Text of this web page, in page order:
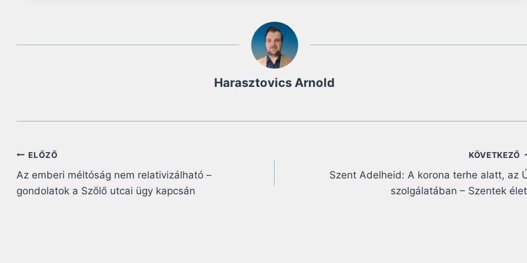
Harasztovics Arnold
Bejegyzés
navigáció
ELŐZŐ
Az emberi méltóság nem relativizálható –
gondolatok a Szőlő utcai ügy kapcsán
KÖVETKEZŐ
Szent Adelheid: A korona terhe alatt, az
szolgálatában – Szentek